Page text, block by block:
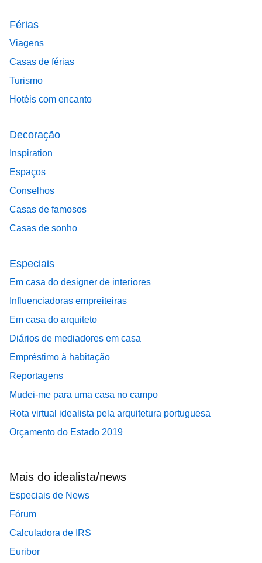
Férias
Viagens
Casas de férias
Turismo
Hotéis com encanto
Decoração
Inspiration
Espaços
Conselhos
Casas de famosos
Casas de sonho
Especiais
Em casa do designer de interiores
Influenciadoras empreiteiras
Em casa do arquiteto
Diários de mediadores em casa
Empréstimo à habitação
Reportagens
Mudei-me para uma casa no campo
Rota virtual idealista pela arquitetura portuguesa
Orçamento do Estado 2019
Mais do idealista/news
Especiais de News
Fórum
Calculadora de IRS
Euribor